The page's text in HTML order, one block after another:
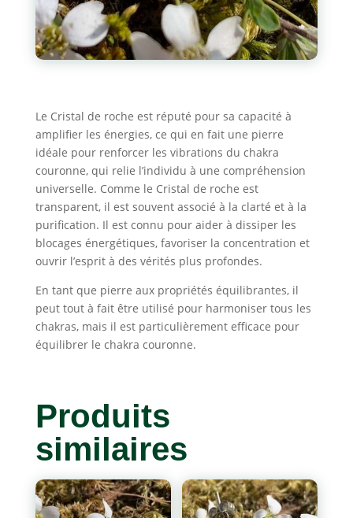
Le Cristal de roche est réputé pour sa capacité à
amplifier les énergies, ce qui en fait une pierre
idéale pour renforcer les vibrations du chakra
couronne, qui relie l’individu à une compréhension
universelle. Comme le Cristal de roche est
transparent, il est souvent associé à la clarté et à la
purification. Il est connu pour aider à dissiper les
blocages énergétiques, favoriser la concentration et
ouvrir l’esprit à des vérités plus profondes.
En tant que pierre aux propriétés équilibrantes, il
peut tout à fait être utilisé pour harmoniser tous les
chakras, mais il est particulièrement efficace pour
équilibrer le chakra couronne.
Produits
similaires